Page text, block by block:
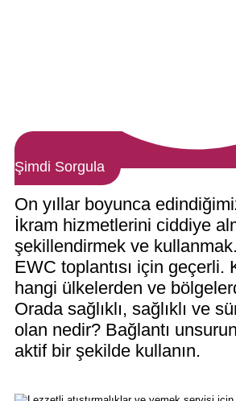
Şimdi Sorgula
On yıllar boyunca
İkram hizmetlerini ciddiye
şekillendirmek ve
EWC toplantısı için geçerli.
hangi ülkelerden ve
Orada sağlıklı, sağlıklı ve
olan nedir? Bağlantı
aktif bir şekilde kullanın.